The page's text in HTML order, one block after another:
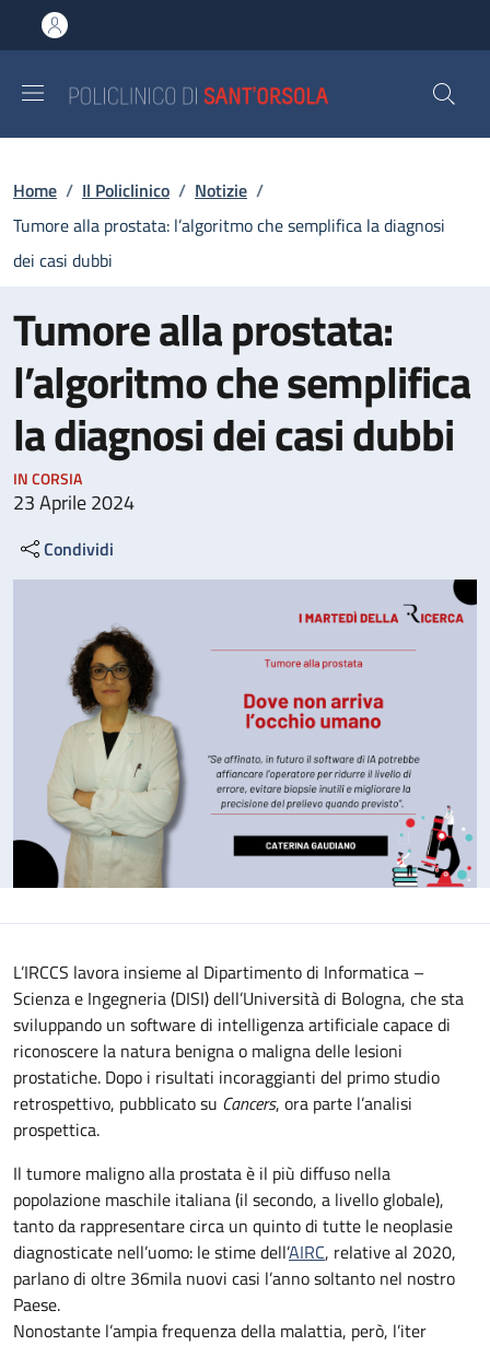
al contenuto principale
to footer content
Briciole di pane
Home / Il Policlinico / Notizie /
Tumore alla prostata: l’algoritmo che semplifica la diagnosi
dei casi dubbi
Tumore alla prostata:
l’algoritmo che semplifica
la diagnosi dei casi dubbi
IN CORSIA
23 Aprile 2024
Condividi
L’IRCCS lavora insieme al Dipartimento di Informatica –
Scienza e Ingegneria (DISI) dell’Università di Bologna, che sta
sviluppando un software di intelligenza artificiale capace di
riconoscere la natura benigna o maligna delle lesioni
prostatiche. Dopo i risultati incoraggianti del primo studio
retrospettivo, pubblicato su Cancers, ora parte l’analisi
prospettica.
Il tumore maligno alla prostata è il più diffuso nella
popolazione maschile italiana (il secondo, a livello globale),
tanto da rappresentare circa un quinto di tutte le neoplasie
diagnosticate nell’uomo: le stime dell’AIRC, relative al 2020,
parlano di oltre 36mila nuovi casi l’anno soltanto nel nostro
Paese.
Nonostante l’ampia frequenza della malattia, però, l’iter